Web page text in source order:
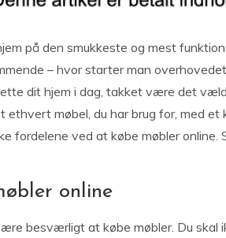
på den smukkeste og mest
– hvor starter man
dit hjem i dag, takket være det
ethvert møbel, du har brug for, med et
fordelene ved at købe møbler online.
online
besværligt at købe møbler. Du skal